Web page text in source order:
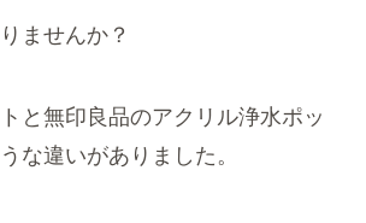
ませんか？
と無印良品のアクリル浄水ポッ
な違いがありました。